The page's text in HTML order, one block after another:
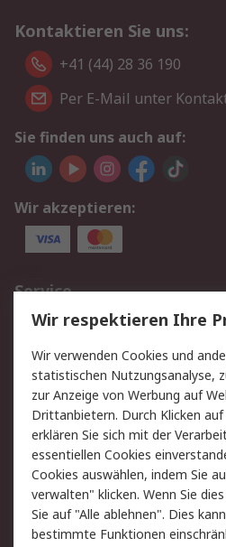
Kontaktieren Sie uns:
+41 (44) 28 36 190
Per E-Mail unter
Sie finden uns auch auf:
Wir akzeptieren:
Service
Value Added Services
Rücksendungen
Hilfe
Rechtliches
AGB
Cookie-Richtlinie
Copyright/Impressum
Wir respektieren Ihre
Wir verwenden Cookies und
statistischen Nutzungsanalyse,
zur Anzeige von Werbung auf
Drittanbietern. Durch Klicken
erklären Sie sich mit der
essentiellen Cookies
Cookies auswählen, indem Sie
verwalten" klicken. Wenn Sie
Sie auf "Alle ablehnen". Dies
bestimmte Funktionen